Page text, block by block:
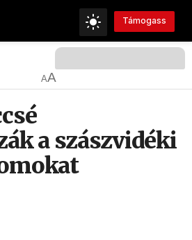
Támogass
AA
a szászvidéki